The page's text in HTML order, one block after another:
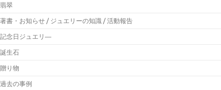
翡翠
著書・お知らせ / ジュエリーの知識 / 活動報告
記念日ジュエリ―
誕生石
贈り物
過去の事例